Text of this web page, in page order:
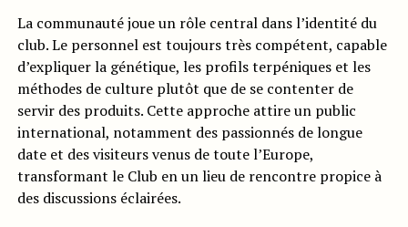
La communauté joue un rôle central dans l’identité du
club. Le personnel est toujours très compétent, capable
d’expliquer la génétique, les profils terpéniques et les
méthodes de culture plutôt que de se contenter de
servir des produits. Cette approche attire un public
international, notamment des passionnés de longue
date et des visiteurs venus de toute l’Europe,
transformant le Club en un lieu de rencontre propice à
des discussions éclairées.